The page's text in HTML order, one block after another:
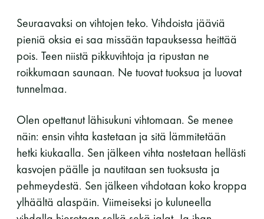
Seuraavaksi on vihtojen teko. Vihdoista jääviä
pieniä oksia ei saa missään tapauksessa heittää
pois. Teen niistä pikkuvihtoja ja ripustan ne
roikkumaan saunaan. Ne tuovat tuoksua ja luovat
tunnelmaa.
Olen opettanut lähisukuni vihtomaan. Se menee
näin: ensin vihta kastetaan ja sitä lämmitetään
hetki kiukaalla. Sen jälkeen vihta nostetaan hellästi
kasvojen päälle ja nautitaan sen tuoksusta ja
pehmeydestä. Sen jälkeen vihdotaan koko kroppa
ylhäältä alaspäin. Viimeiseksi jo kuluneella